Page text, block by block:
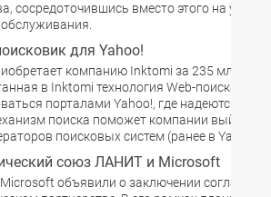
сосредоточившись вместо этого на
для Yahoo!
компанию Inktomi за 235 млн.
в Inktomi технология Web-поиска
порталами Yahoo!, где надеются, что
поиска поможет компании выйти в
поисковых систем (ранее в Yahoo!
союз ЛАНИТ и Microsoft
объявили о заключении